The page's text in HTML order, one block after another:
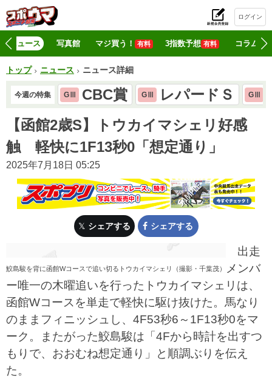
ログイン
ニュース 写真館 マジ買う！ 有料 3指数予想 有料 コラム
トップ ニュース ニュース詳細
今週の特集 GⅢ CBC賞 GⅢ レパードＳ GⅢ
【函館2歳S】トウカイマシェリ好感
触 軽快に1F13秒0「想定通り」
2025年7月18日 05:25
シェアする シェアする
鮫島駿を背に函館Wコースで追い切るトウカイマシェリ（撮影・千葉茂）
出走
メンバ
ー唯一の木曜追いを行ったトウカイマシェリは、
函館Wコースを単走で軽快に駆け抜けた。馬なり
のままフィニッシュし、4F53秒6～1F13秒0をマ
ーク。またがった鮫島駿は「4Fから時計を出すつ
もりで、おおむね想定通り」と順調ぶりを伝え
た。